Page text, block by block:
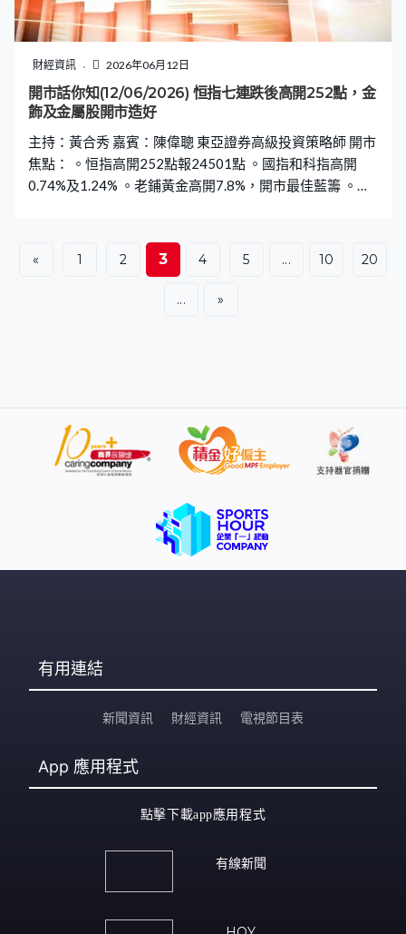
財經資訊 2026年06月12日
開市話你知(12/06/2026) 恒指七連跌後高開252點，金
飾及金屬股開市造好
主持：黃合秀 嘉賓：陳偉聰 東亞證券高級投資策略師 開市
焦點： 。恒指高開252點報24501點 。國指和科指高開
0.74%及1.24% 。老鋪黃金高開7.8%，開市最佳藍籌 。周
4.1%，開市升幅第三及第四大藍籌 。油價回落中石油低開
1.1%，和中海油成開市跌幅首兩大國指成分股
« 1 2 3 4 5 ... 10 20
... »
有用連結
新聞資訊 財經資訊 電視節目表
App 應用程式
點擊下載app應用程式
有線新聞